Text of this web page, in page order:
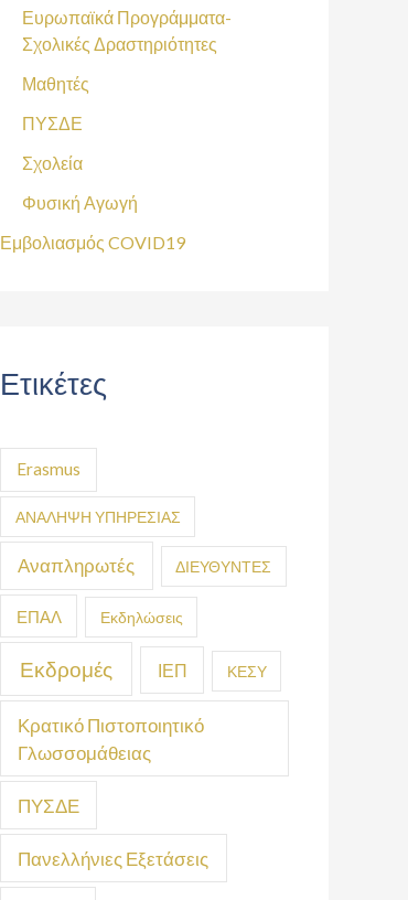
Ευρωπαϊκά Προγράμματα-
Σχολικές Δραστηριότητες
Μαθητές
ΠΥΣΔΕ
Σχολεία
Φυσική Αγωγή
Εμβολιασμός COVID19
Ετικέτες
Erasmus
ΑΝΑΛΗΨΗ ΥΠΗΡΕΣΙΑΣ
Αναπληρωτές ΔΙΕΥΘΥΝΤΕΣ
ΕΠΑΛ Εκδηλώσεις
Εκδρομές ΙΕΠ ΚΕΣΥ
Κρατικό Πιστοποιητικό
Γλωσσομάθειας
ΠΥΣΔΕ
Πανελλήνιες Εξετάσεις